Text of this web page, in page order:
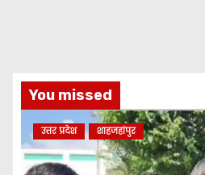
You missed
उत्तर प्रदेश शाहजहांपुर